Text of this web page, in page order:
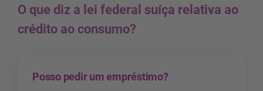
O que diz a lei federal suíça relativa ao
crédito ao consumo?
Posso pedir um empréstimo?